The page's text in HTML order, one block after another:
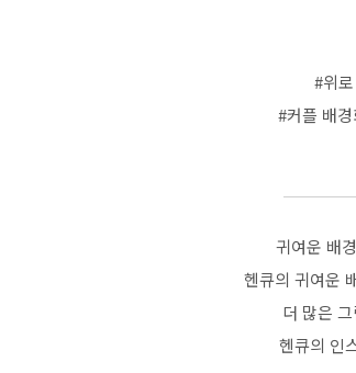
#위
#커플 배
귀여운 배
헨큐의 귀여운
더 많은
헨큐의 인